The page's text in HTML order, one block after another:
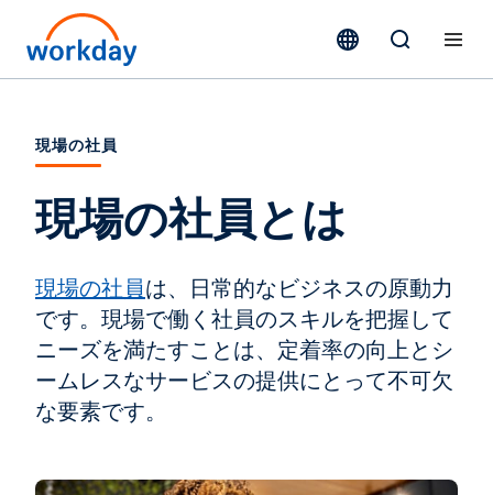
現場の社員
現場の社員とは
現場の社員は、日常的なビジネスの原動力
です。現場で働く社員のスキルを把握して
ニーズを満たすことは、定着率の向上とシ
ームレスなサービスの提供にとって不可欠
な要素です。